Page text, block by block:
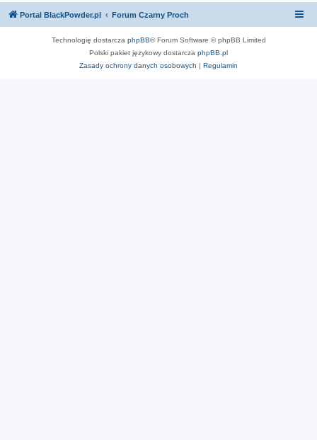
Portal BlackPowder.pl Forum Czarny Proch
Technologię dostarcza phpBB® Forum Software © phpBB Limited
Polski pakiet językowy dostarcza phpBB.pl
Zasady ochrony danych osobowych | Regulamin